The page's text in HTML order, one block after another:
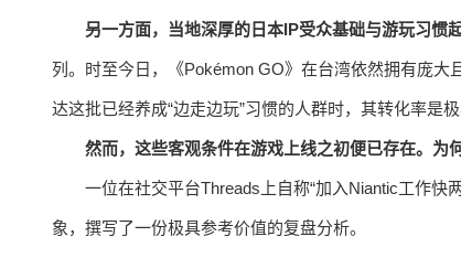
另一方面，当地深厚的日本IP受众基础与游玩习惯
列。时至今日，《Pokémon GO》在台湾依然拥有庞大
达这批已经养成“边走边玩”习惯的人群时，其转化率是极
然而，这些客观条件在游戏上线之初便已存在。为
一位在社交平台Threads上自称“加入Niantic工作快
象，撰写了一份极具参考价值的复盘分析。